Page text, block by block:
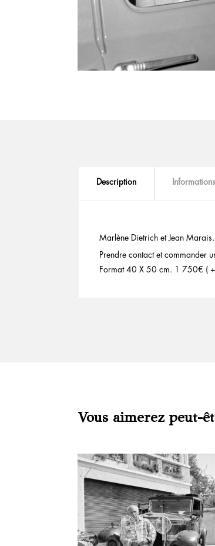
Description
Marlène Dietrich et Jean
Prendre contact et commander
Format 40 X 50 cm. 1 750€ (
Vous aimerez peut-
Produits similaires